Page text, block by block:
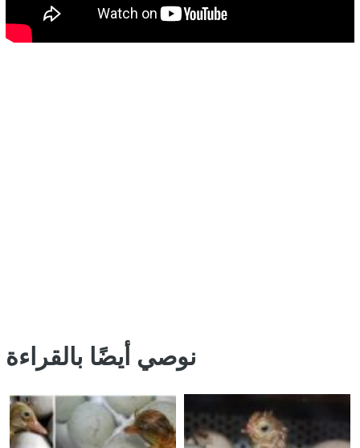
نوصي أيضًا بالقراءة